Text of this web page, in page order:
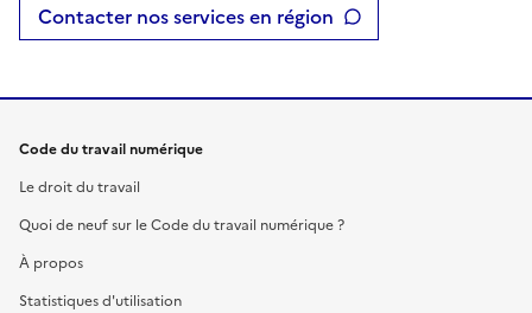
Contacter nos services en région
Code du travail numérique
Le droit du travail
Quoi de neuf sur le Code du travail numérique ?
À propos
Statistiques d'utilisation